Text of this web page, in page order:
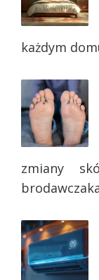
każdym
zmiany